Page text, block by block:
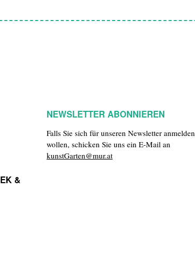
&
NEWSLETTER ABONNIEREN
Falls Sie sich für unseren Newsletter anmelden
wollen, schicken Sie uns ein E-Mail an
kunstGarten@mur.at